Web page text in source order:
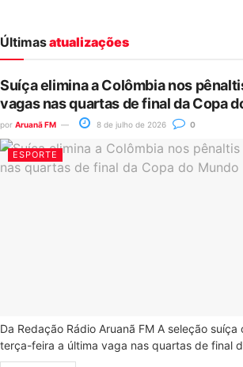
Últimasatualizações
Suíça elimina a Colômbia nos
vagas nas quartas de final da Copa
por Aruanã FM 8 de julho de 2026 0
ESPORTE
Da Redação Rádio Aruanã FM A seleção
terça-feira a última vaga nas quartas de final